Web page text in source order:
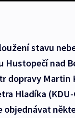
stavu
nad
dopravy Martin
Hladíka